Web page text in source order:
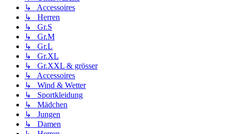
↳ Accessoires
↳ Herren
↳ Gr.S
↳ Gr.M
↳ Gr.L
↳ Gr.XL
↳ Gr.XXL & grösser
↳ Accessoires
↳ Wind & Wetter
↳ Sportkleidung
↳ Mädchen
↳ Jungen
↳ Damen